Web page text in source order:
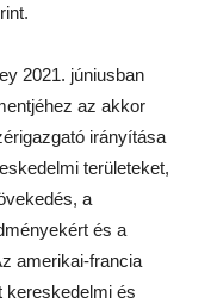
2021. júniusban
az akkor
irányítása
területeket,
a
és a
amerikai-francia
kereskedelmi és